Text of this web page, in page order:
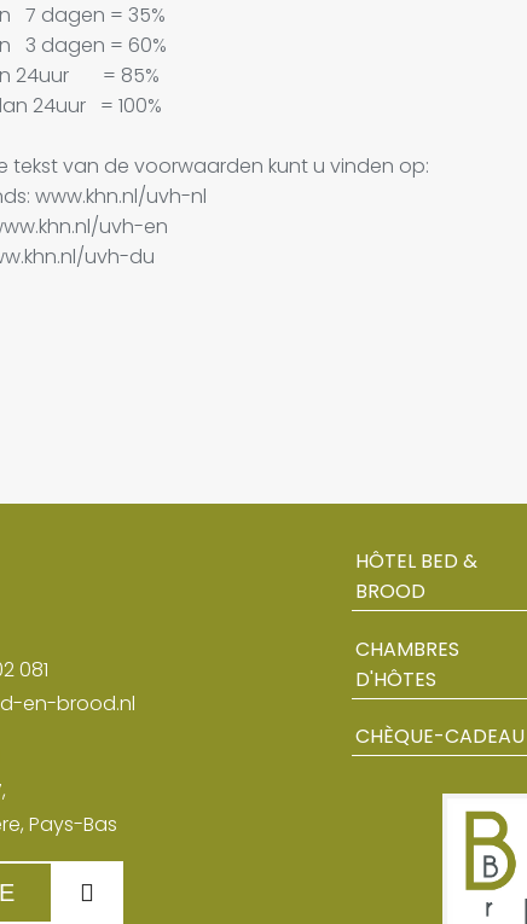
7 dagen = 35%
3 dagen = 60%
24uur = 85%
24uur = 100%
tekst van de voorwaarden kunt u vinden op:
www.khn.nl/uvh-nl
uvh-en
uvh-du
HÔTEL BED &
BROOD
CHAMBRES
D'HÔTES
CHÈQUE-CADEAU
081
en-brood.nl
Pays-Bas